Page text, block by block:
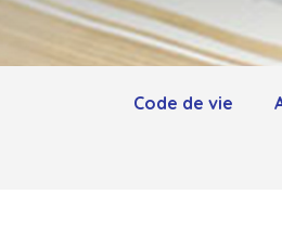
Code de vie